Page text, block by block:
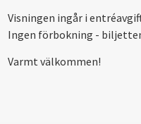
Visningen ingår i
Ingen förbokning -
Varmt välkommen!